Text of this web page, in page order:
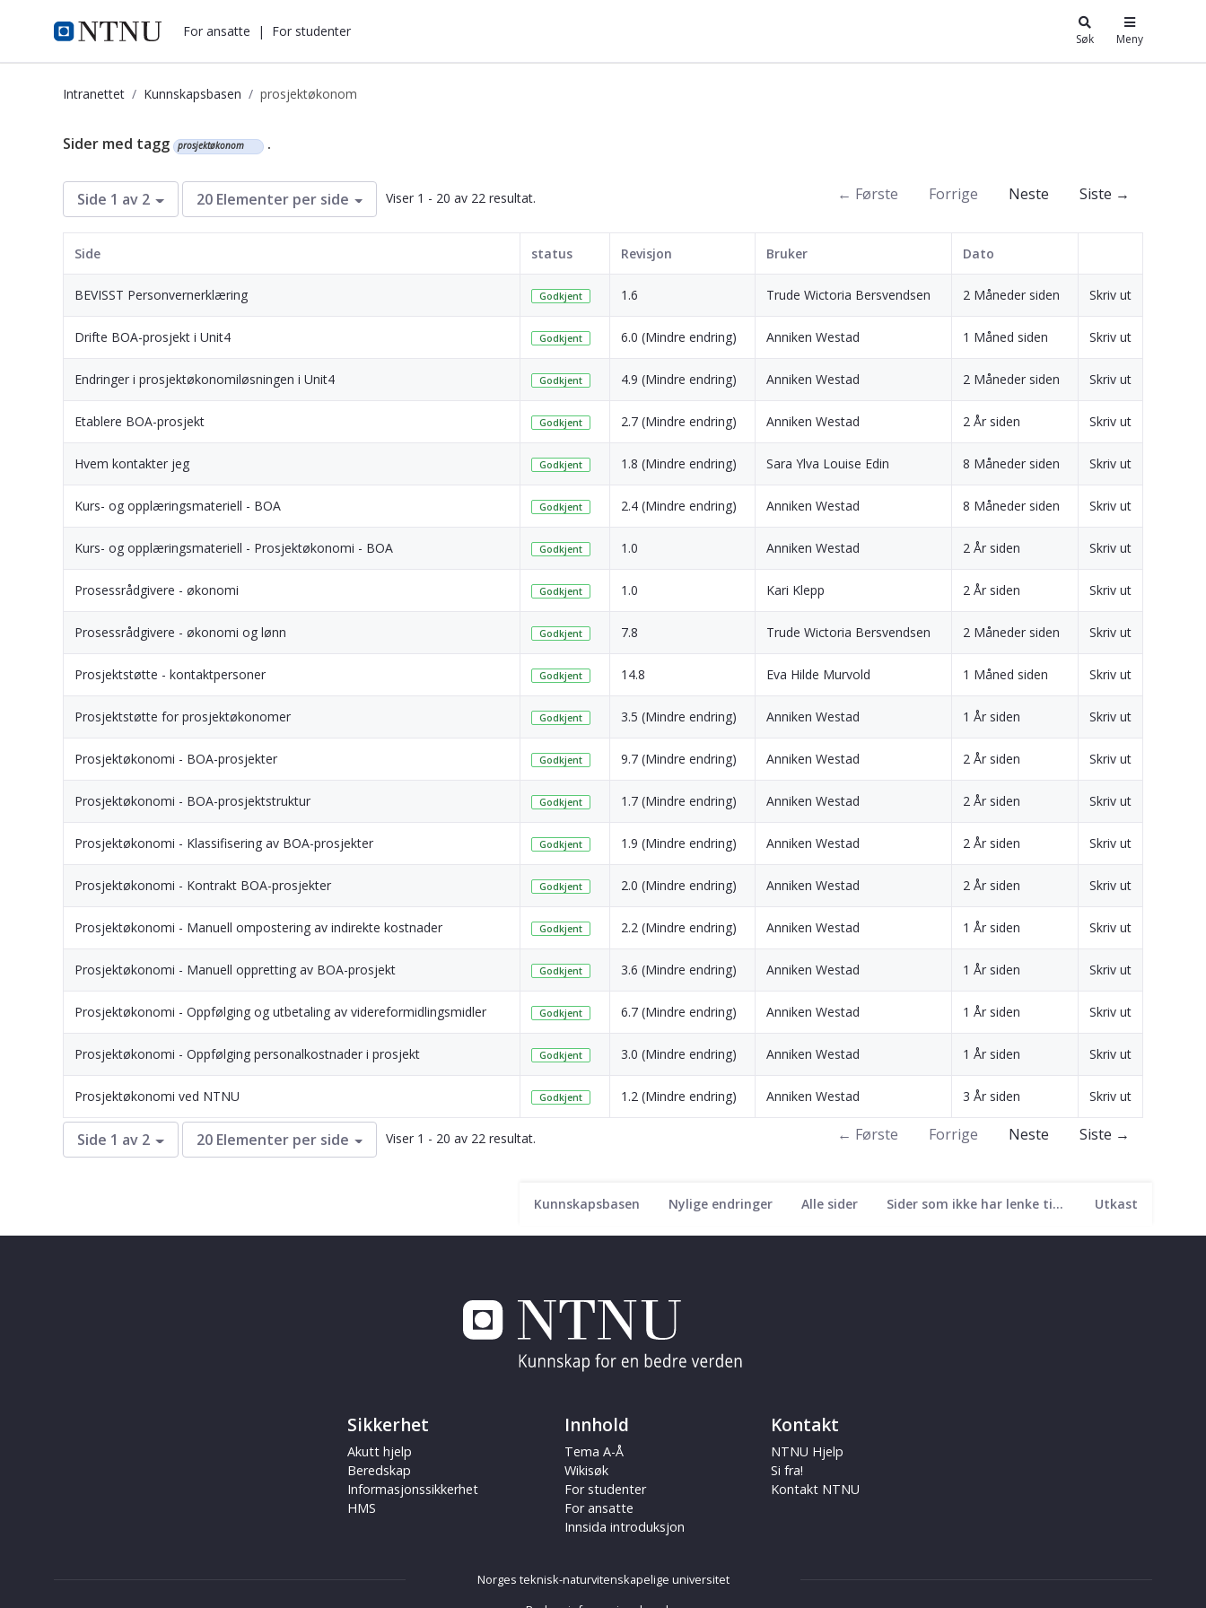
i.ntnu.no For ansatte | For studenter Søk Meny
Intranettet Kunnskapsbasen prosjektøkonom
Kunnskapsbasen
Kunnskapsbasen Nylige endringer Alle sider Sider som ikke har lenke til seg Utkast
Sider med tagg prosjektøkonom .
Side 1 av 2 20 Elementer per side Viser 1 - 20 av 22 resultat. ← Første Forrige Neste Siste →
Side status Revisjon Bruker Dato
BEVISST Personvernerklæring Godkjent 1.6 Trude Wictoria Bersvendsen 2 Måneder siden Skriv ut
Drifte BOA-prosjekt i Unit4 Godkjent 6.0 (Mindre endring) Anniken Westad 1 Måned siden Skriv ut
Endringer i prosjektøkonomiløsningen i Unit4 Godkjent 4.9 (Mindre endring) Anniken Westad 2 Måneder siden Skriv ut
Etablere BOA-prosjekt Godkjent 2.7 (Mindre endring) Anniken Westad 2 År siden Skriv ut
Hvem kontakter jeg Godkjent 1.8 (Mindre endring) Sara Ylva Louise Edin 8 Måneder siden Skriv ut
Kurs- og opplæringsmateriell - BOA Godkjent 2.4 (Mindre endring) Anniken Westad 8 Måneder siden Skriv ut
Kurs- og opplæringsmateriell - Prosjektøkonomi - BOA Godkjent 1.0 Anniken Westad 2 År siden Skriv ut
Prosessrådgivere - økonomi Godkjent 1.0 Kari Klepp 2 År siden Skriv ut
Prosessrådgivere - økonomi og lønn Godkjent 7.8 Trude Wictoria Bersvendsen 2 Måneder siden Skriv ut
Prosjektstøtte - kontaktpersoner Godkjent 14.8 Eva Hilde Murvold 1 Måned siden Skriv ut
Prosjektstøtte for prosjektøkonomer Godkjent 3.5 (Mindre endring) Anniken Westad 1 År siden Skriv ut
Prosjektøkonomi - BOA-prosjekter Godkjent 9.7 (Mindre endring) Anniken Westad 2 År siden Skriv ut
Prosjektøkonomi - BOA-prosjektstruktur Godkjent 1.7 (Mindre endring) Anniken Westad 2 År siden Skriv ut
Prosjektøkonomi - Klassifisering av BOA-prosjekter Godkjent 1.9 (Mindre endring) Anniken Westad 2 År siden Skriv ut
Prosjektøkonomi - Kontrakt BOA-prosjekter Godkjent 2.0 (Mindre endring) Anniken Westad 2 År siden Skriv ut
Prosjektøkonomi - Manuell ompostering av indirekte kostnader Godkjent 2.2 (Mindre endring) Anniken Westad 1 År siden Skriv ut
Prosjektøkonomi - Manuell oppretting av BOA-prosjekt Godkjent 3.6 (Mindre endring) Anniken Westad 1 År siden Skriv ut
Prosjektøkonomi - Oppfølging og utbetaling av videreformidlingsmidler Godkjent 6.7 (Mindre endring) Anniken Westad 1 År siden Skriv ut
Prosjektøkonomi - Oppfølging personalkostnader i prosjekt Godkjent 3.0 (Mindre endring) Anniken Westad 1 År siden Skriv ut
Prosjektøkonomi ved NTNU Godkjent 1.2 (Mindre endring) Anniken Westad 3 År siden Skriv ut
Side 1 av 2 20 Elementer per side Viser 1 - 20 av 22 resultat. ← Første Forrige Neste Siste →
Sikkerhet
Akutt hjelp
Beredskap
Informasjonssikkerhet
HMS
Innhold
Tema A-Å
Wikisøk
For studenter
For ansatte
Innsida introduksjon
Kontakt
NTNU Hjelp
Si fra!
Kontakt NTNU
Norges teknisk-naturvitenskapelige universitet